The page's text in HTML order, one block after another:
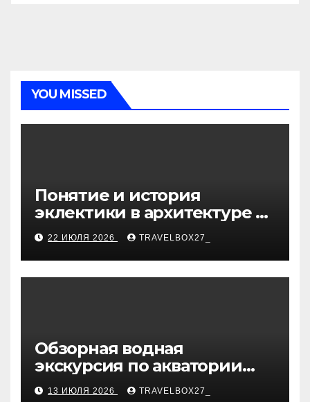
YOU MISSED
Понятие и история
эклектики в архитектуре и
дизайне интерьеров
22 ИЮЛЯ 2026 TRAVELBOX27_
Обзорная водная
экскурсия по акватории
бухты Песчаная
13 ИЮЛЯ 2026 TRAVELBOX27_